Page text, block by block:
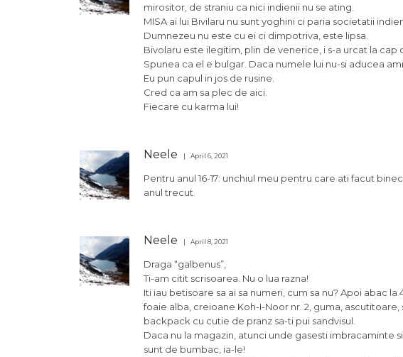
mirositor, de straniu ca nici indienii nu se ating.
MISA ai lui Bivilaru nu sunt yoghini ci paria societatii
Dumnezeu nu este cu ei ci dimpotriva, este lipsa.
Bivolaru este ilegitim, plin de venerice, i s-a urcat la
Spunea ca el e bulgar. Daca numele lui nu-si aducea
Eu pun capul in jos de rusine.
Cred ca am sa plec de aici.
Fiecare cu karma lui!
Neele April 6, 2021
Pentru anul 16-17: unchiul meu pentru care ati facut
anul trecut.
Neele April 8, 2021
Draga “galbenus”,
Ti-am citit scrisoarea. Nu o lua razna!
Iti iau betisoare sa ai sa numeri, cum sa nu? Apoi abac
foaie alba, creioane Koh-I-Noor nr. 2, guma,
backpack cu cutie de pranz sa-ti pui sandvisul.
Daca nu la magazin, atunci unde gasesti imbracaminte
sunt de bumbac, ia-le!